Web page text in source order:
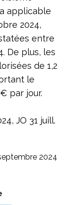
applicable
2024,
entre
De plus, les
de 1,2
le
par jour.
JO 31 juill.
2024